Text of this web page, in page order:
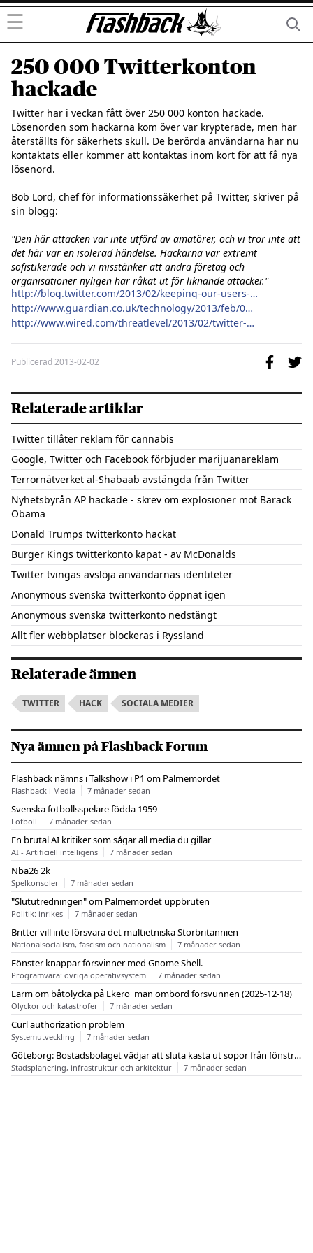
☰
250 000 Twitterkonton
hackade
Twitter har i veckan fått över 250 000 konton hackade.
Lösenorden som hackarna kom över var krypterade, men har
återställts för säkerhets skull. De berörda användarna har nu
kontaktats eller kommer att kontaktas inom kort för att få nya
lösenord.
Bob Lord, chef för informationssäkerhet på Twitter, skriver på
sin blogg:
"Den här attacken var inte utförd av amatörer, och vi tror inte att
det här var en isolerad händelse. Hackarna var extremt
sofistikerade och vi misstänker att andra företag och
organisationer nyligen har råkat ut för liknande attacker."
http://blog.twitter.com/2013/02/keeping-our-users-secure.html
http://www.guardian.co.uk/technology/2013/feb/02/twitter-hack-password-reset
http://www.wired.com/threatlevel/2013/02/twitter-hacked/
Publicerad2013-02-02
Relaterade artiklar
Twitter tillåter reklam för cannabis
Google, Twitter och Facebook förbjuder marijuanareklam
Terrornätverket al-Shabaab avstängda från Twitter
Nyhetsbyrån AP hackade - skrev om explosioner mot Barack
Obama
Donald Trumps twitterkonto hackat
Burger Kings twitterkonto kapat - av McDonalds
Twitter tvingas avslöja användarnas identiteter
Anonymous svenska twitterkonto öppnat igen
Anonymous svenska twitterkonto nedstängt
Allt fler webbplatser blockeras i Ryssland
Relaterade ämnen
TWITTER HACK SOCIALA MEDIER
Nya ämnen på Flashback Forum
Flashback nämns i Talkshow i P1 om Palmemordet
Flashback i Media 7 månader sedan
Svenska fotbollsspelare födda 1959
Fotboll 7 månader sedan
En brutal AI kritiker som sågar all media du gillar
AI - Artificiell intelligens 7 månader sedan
Nba26 2k
Spelkonsoler 7 månader sedan
"Slututredningen" om Palmemordet uppbruten
Politik: inrikes 7 månader sedan
Britter vill inte försvara det multietniska Storbritannien
Nationalsocialism, fascism och nationalism 7 månader sedan
Fönster knappar försvinner med Gnome Shell.
Programvara: övriga operativsystem 7 månader sedan
Larm om båtolycka på Ekerö  man ombord försvunnen (2025-12-18)
Olyckor och katastrofer 7 månader sedan
Curl authorization problem
Systemutveckling 7 månader sedan
Göteborg: Bostadsbolaget vädjar att sluta kasta ut sopor från fönstren
Stadsplanering, infrastruktur och arkitektur 7 månader sedan